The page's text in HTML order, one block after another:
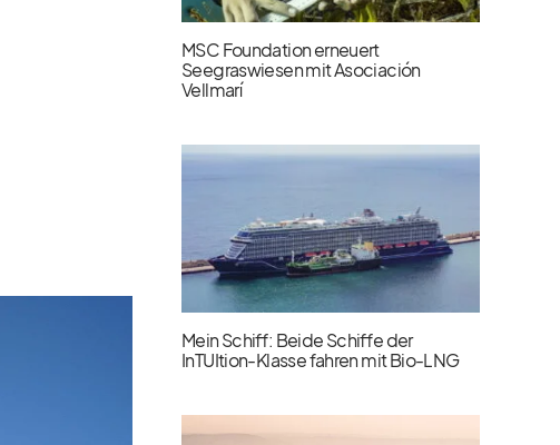
MSC Foundation erneuert
Seegraswiesen mit Asociación
Vellmarí
Mein Schiff: Beide Schiffe der
InTUItion-Klasse fahren mit Bio-LNG